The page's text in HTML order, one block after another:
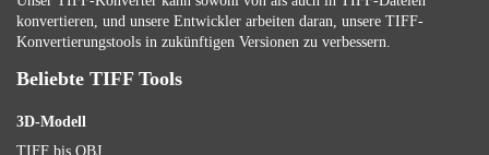
konvertieren, und unsere Entwickler arbeiten daran, unsere TIFF-
Konvertierungstools in zukünftigen Versionen zu verbessern.
Beliebte TIFF Tools
3D-Modell
TIFF bis OBJ